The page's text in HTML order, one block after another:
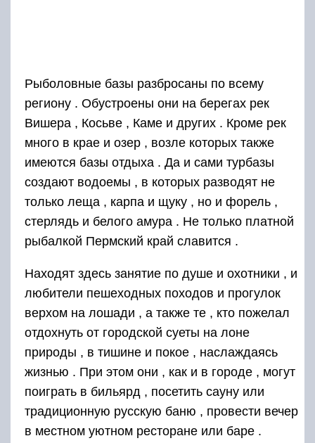
Рыболовные базы разбросаны по всему
региону . Обустроены они на берегах рек
Вишера , Косьве , Каме и других . Кроме рек
много в крае и озер , возле которых также
имеются базы отдыха . Да и сами турбазы
создают водоемы , в которых разводят не
только леща , карпа и щуку , но и форель ,
стерлядь и белого амура . Не только платной
рыбалкой Пермский край славится .
Находят здесь занятие по душе и охотники , и
любители пешеходных походов и прогулок
верхом на лошади , а также те , кто пожелал
отдохнуть от городской суеты на лоне
природы , в тишине и покое , наслаждаясь
жизнью . При этом они , как и в городе , могут
поиграть в бильярд , посетить сауну или
традиционную русскую баню , провести вечер
в местном уютном ресторане или баре .